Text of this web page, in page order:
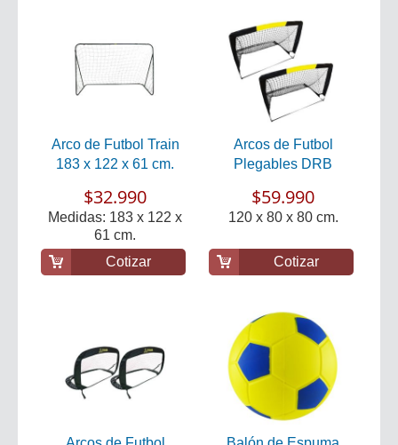
Arco de Futbol Train
183 x 122 x 61 cm.
$32.990
Medidas: 183 x 122 x
61 cm.
Cotizar
Arcos de Futbol
Plegables DRB
$59.990
120 x 80 x 80 cm.
Cotizar